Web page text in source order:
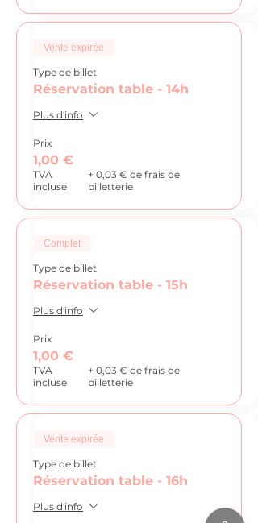
Vente expirée
Type de billet
Réservation table - 14h
Plus d'info
Prix
1,00 €
TVA
incluse
+ 0,03 € de frais de
billetterie
Complet
Type de billet
Réservation table - 15h
Plus d'info
Prix
1,00 €
TVA
incluse
+ 0,03 € de frais de
billetterie
Vente expirée
Type de billet
Réservation table - 16h
Plus d'info